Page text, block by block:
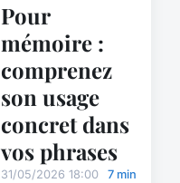
Pour
mémoire :
comprenez
son usage
concret dans
vos phrases
31/05/2026 18:00 7 min